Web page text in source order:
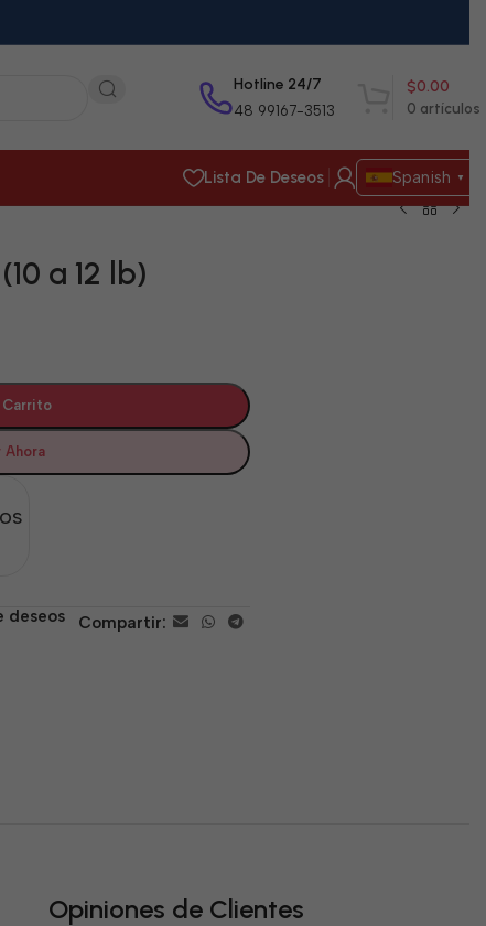
Hotline 24/7
48 99167-3513 0 artículos
$0.00
Lista De Deseos Spanish ▼
a 12 lb)
Carrito
Ahora
deseos Compartir:
Opiniones de Clientes